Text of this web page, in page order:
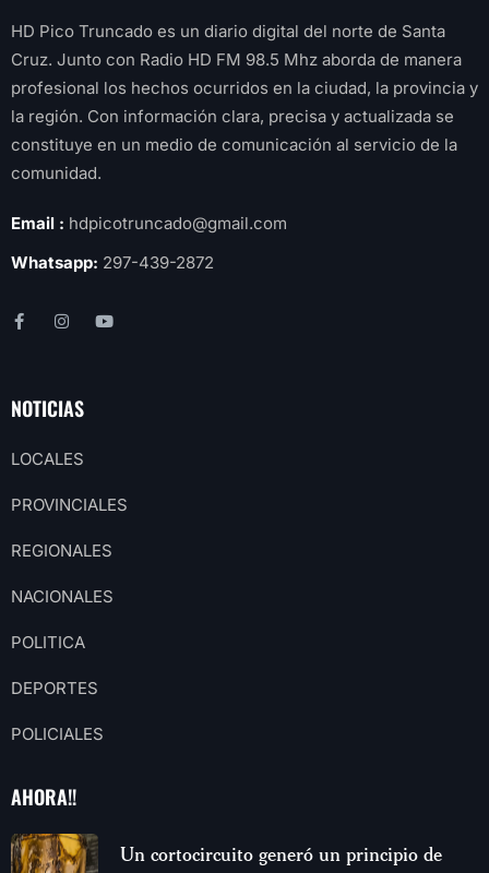
HD Pico Truncado es un diario digital del norte de Santa
Cruz. Junto con Radio HD FM 98.5 Mhz aborda de manera
profesional los hechos ocurridos en la ciudad, la provincia y
la región. Con información clara, precisa y actualizada se
constituye en un medio de comunicación al servicio de la
comunidad.
Email : hdpicotruncado@gmail.com
Whatsapp: 297-439-2872
NOTICIAS
LOCALES
PROVINCIALES
REGIONALES
NACIONALES
POLITICA
DEPORTES
POLICIALES
AHORA!!
Un cortocircuito generó un principio de